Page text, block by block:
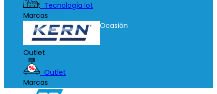
Tecnología Iot
Marcas
Ocasión
Outlet
Outlet
Marcas